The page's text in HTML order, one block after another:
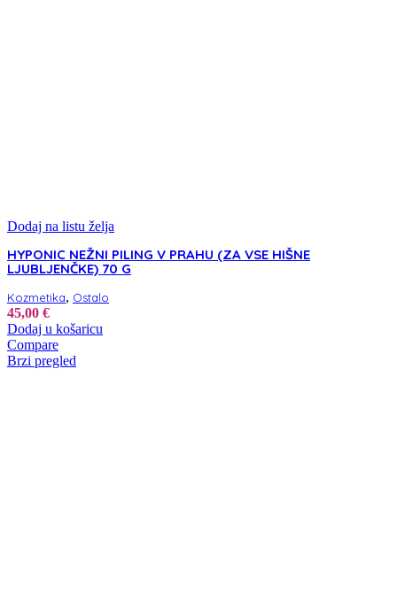
Dodaj na listu želja
HYPONIC NEŽNI PILING V PRAHU (ZA VSE HIŠNE
LJUBLJENČKE) 70 G
Kozmetika, Ostalo
45,00 €
Dodaj u košaricu
Compare
Brzi pregled